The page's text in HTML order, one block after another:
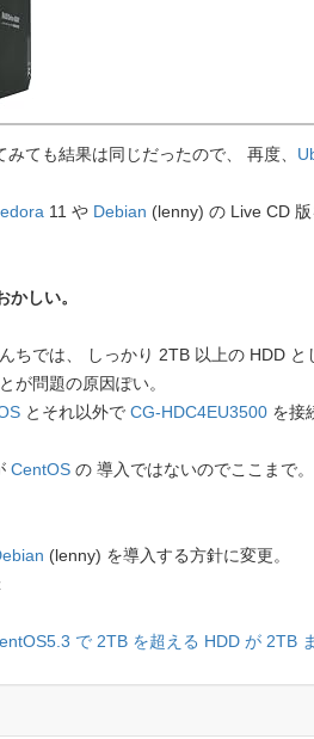
みても結果は同じだったので、 再度、
11 や Debian (lenny) の Live CD
かしい。
ちでは、 しっかり 2TB 以上の HDD
が問題の原因ぽい。
とそれ以外で CG-HDC4EU3500 を接
CentOS の 導入ではないのでここまで。
(lenny) を導入する方針に変更。
で 2TB を超える HDD が 2TB